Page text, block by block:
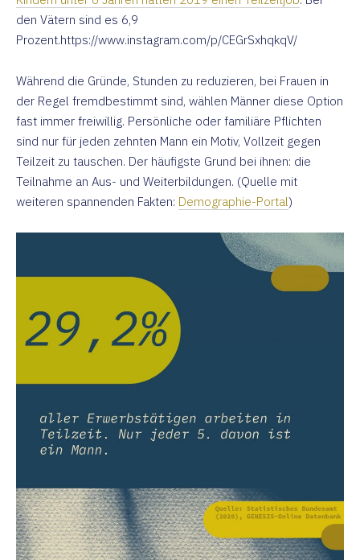
den Vätern sind es 6,9
Prozent.https://www.instagram.com/p/CEGrSxhqkqV/
Während die Gründe, Stunden zu reduzieren, bei Frauen in
der Regel fremdbestimmt sind, wählen Männer diese Option
fast immer freiwillig. Persönliche oder familiäre Pflichten
sind nur für jeden zehnten Mann ein Motiv, Vollzeit gegen
Teilzeit zu tauschen. Der häufigste Grund bei ihnen: die
Teilnahme an Aus- und Weiterbildungen. (Quelle mit
weiteren spannenden Fakten: Demographie-Portal)